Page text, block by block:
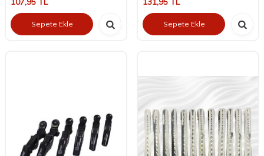
Sepete Ekle Sepete Ekle